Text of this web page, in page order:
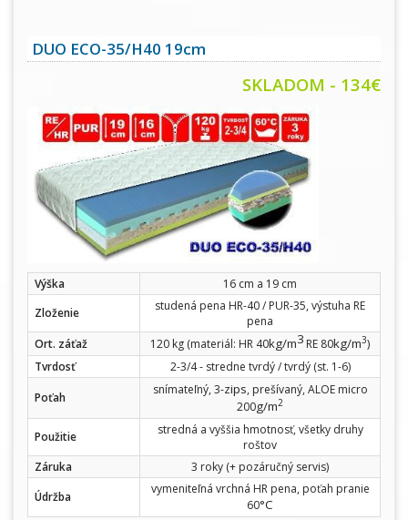
DUO ECO-35/H40 19cm
SKLADOM - 134€
Výška
16 cm a 19 cm
Zloženie
studená pena HR-40 / PUR-35, výstuha RE
pena
Ort. záťaž
120 kg (materiál: HR 40kg/m3 RE 80kg/m3)
Tvrdosť
2-3/4 - stredne tvrdý / tvrdý (st. 1-6)
Poťah
snímateľný, 3-zips, prešívaný, ALOE micro
200g/m2
Použitie
stredná a vyššia hmotnosť, všetky druhy
roštov
Záruka
3 roky (+ pozáručný servis)
Údržba
vymeniteľná vrchná HR pena, poťah pranie
60°C